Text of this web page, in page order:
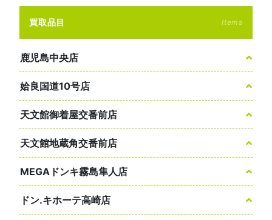
買取品目 Items
鹿児島中央店
姶良国道10号店
天文館御着屋交番前店
天文館地蔵角交番前店
MEGAドンキ霧島隼人店
ドン.キホーテ高崎店